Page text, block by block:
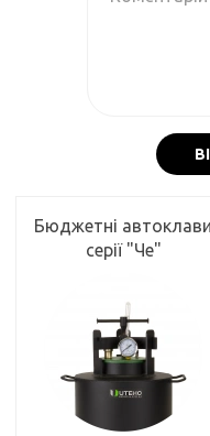
Бюджетні автоклави
серії "Че"